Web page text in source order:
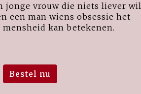
jonge vrouw die niets liever wil
een man wiens obsessie het
mensheid kan betekenen.
Bestel nu